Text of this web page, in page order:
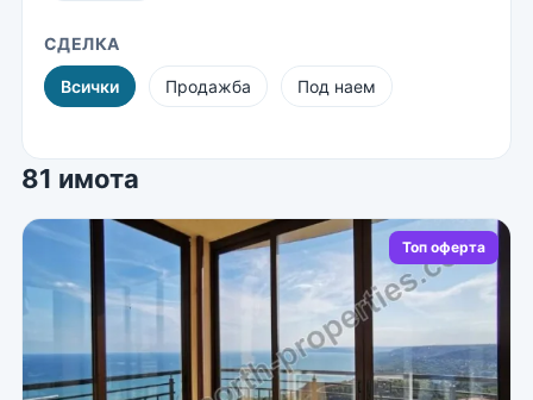
СДЕЛКА
Всички Продажба Под наем
81 имота
Топ оферта